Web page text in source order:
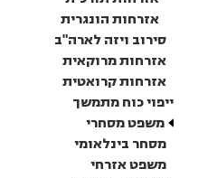
אזרחות הונגרית
סירוב ויזה לארה"ב
אזרחות מרוקאית
אזרחות קרואטית
ייפוי כוח מתמשך
משפט מסחרי
מסחר בינלאומי
משפט אזרחי